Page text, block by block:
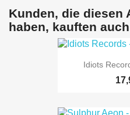
Kunden, die diesen
haben, kauften
Idiots